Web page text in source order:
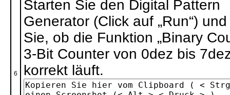
6
Starten Sie den Digital Pattern
Generator (Click auf „Run“)
Sie, ob die Funktion „Binary
3-Bit Counter von 0dez bis
korrekt läuft.